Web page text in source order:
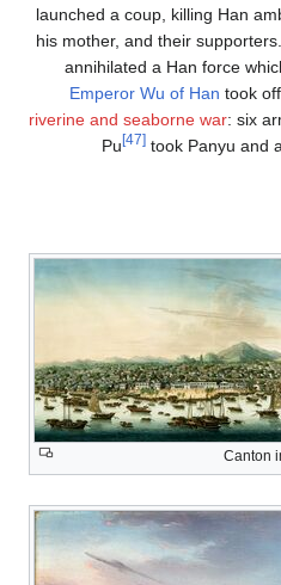
launched a coup,
his mother, and their
annihilated a Han
Emperor Wu of Han
riverine and seaborne
Pu
took